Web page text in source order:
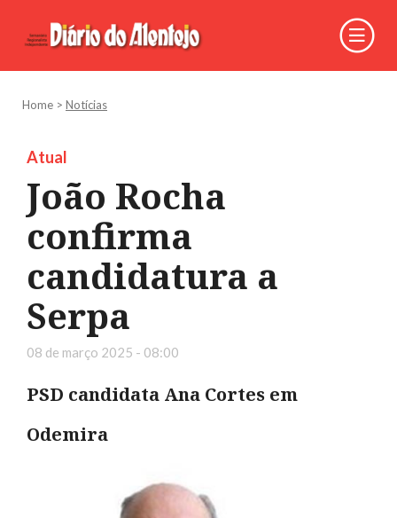
Home > Notícias
Atual
João Rocha
confirma
candidatura a
Serpa
08 de março 2025 - 08:00
PSD candidata Ana Cortes em
Odemira